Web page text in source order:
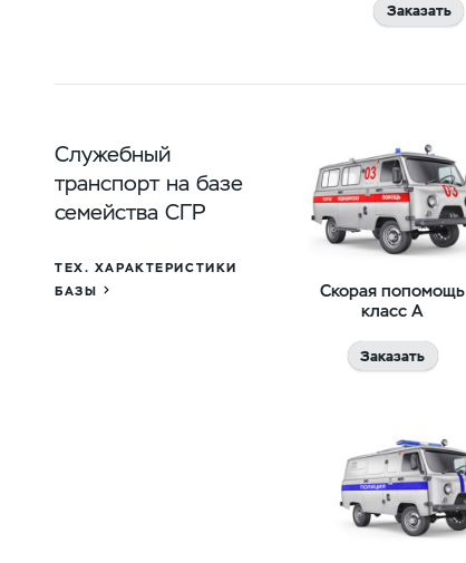
Заказать
Служебный
транспорт на базе
семейства СГР
ТЕХ. ХАРАКТЕРИСТИКИ
БАЗЫ
Скорая попомощь
класс А
Заказать